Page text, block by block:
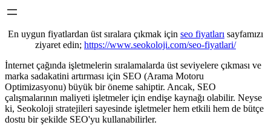
En uygun fiyatlardan üst sıralara çıkmak için seo fiyatları sayfamızı
ziyaret edin; https://www.seokoloji.com/seo-fiyatlari/
İnternet çağında işletmelerin sıralamalarda üst seviyelere çıkması ve
marka sadakatini artırması için SEO (Arama Motoru
Optimizasyonu) büyük bir öneme sahiptir. Ancak, SEO
çalışmalarının maliyeti işletmeler için endişe kaynağı olabilir. Neyse
ki, Seokoloji stratejileri sayesinde işletmeler hem etkili hem de bütçe
dostu bir şekilde SEO'yu kullanabilirler.